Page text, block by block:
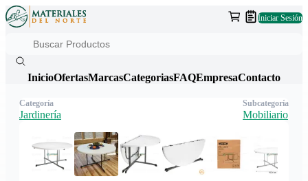
Iniciar Sesión
InicioOfertasMarcasCategoriasFAQEmpresaContacto
Categoría
Jardinería
Subcategoría
Mobiliario